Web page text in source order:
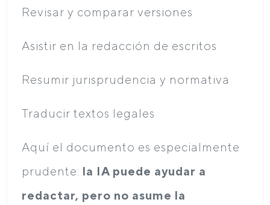
Revisar y comparar versiones
Asistir en la redacción de escritos
Resumir jurisprudencia y normativa
Traducir textos legales
Aquí el documento es especialmente
prudente: la IA puede ayudar a
redactar, pero no asume la